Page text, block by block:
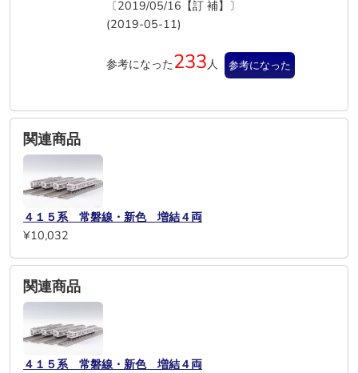
〔2019/05/16【訂 補】〕
(2019-05-11)
参考になった233人 参考になった
関連商品
４１５系 常磐線・新色 増結４両
¥10,032
関連商品
４１５系 常磐線・新色 増結４両